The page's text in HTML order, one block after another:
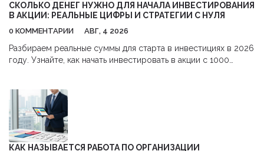
СКОЛЬКО ДЕНЕГ НУЖНО ДЛЯ НАЧАЛА ИНВЕСТИРОВАНИЯ
В АКЦИИ: РЕАЛЬНЫЕ ЦИФРЫ И СТРАТЕГИИ С НУЛЯ
0 КОММЕНТАРИИ АВГ, 4 2026
Разбираем реальные суммы для старта в инвестициях в 2026
году. Узнайте, как начать инвестировать в акции с 1000
КАК НАЗЫВАЕТСЯ РАБОТА ПО ОРГАНИЗАЦИИ